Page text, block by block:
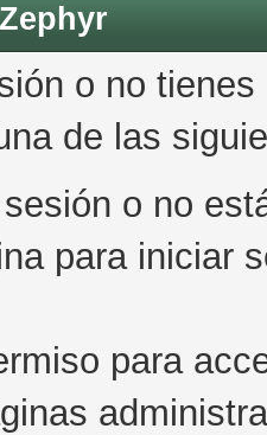
o no
de las
o no
para iniciar
para